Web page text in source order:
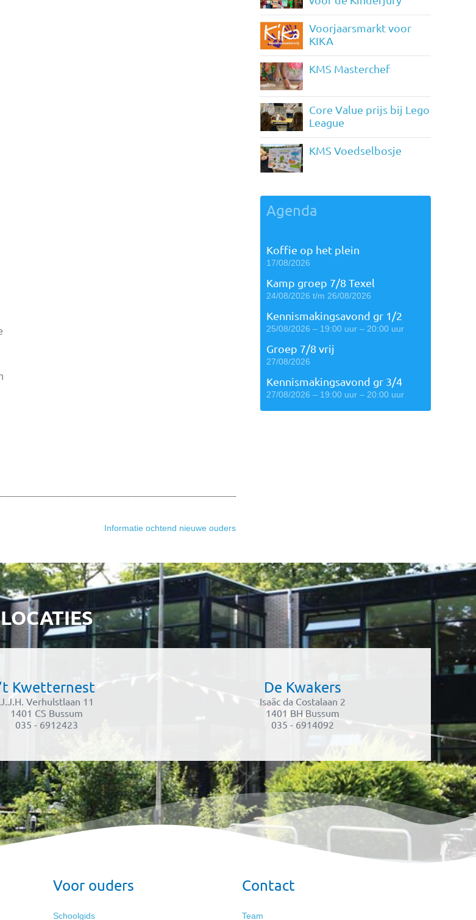
Informatie ochtend nieuwe ouders
Voorjaarsmarkt voor
KIKA
KMS Masterchef
Core Value prijs bij Lego
League
KMS Voedselbosje
Agenda
Koffie op het plein
17/08/2026
Kamp groep 7/8 Texel
24/08/2026 t/m 26/08/2026
Kennismakingsavond gr 1/2
25/08/2026 – 19:00 uur – 20:00 uur
Groep 7/8 vrij
27/08/2026
Kennismakingsavond gr 3/4
27/08/2026 – 19:00 uur – 20:00 uur
LOCATIES
’t Kwetternest
J.J.H. Verhulstlaan 11
1401 CS Bussum
035 - 6912423
De Kwakers
Isaäc da Costalaan 2
1401 BH Bussum
035 - 6914092
Voor ouders
Schoolgids
Contact
Team